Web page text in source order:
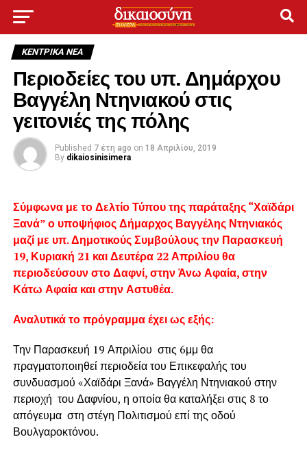
ΚΕΝΤΡΙΚΑ ΝΕΑ
Περιοδείες του υπ. Δημάρχου
Βαγγέλη Ντηνιακού στις
γειτονιές της πόλης
Published 7 έτη ago on 18 Απριλίου, 2019
By dikaiosinisimera
Σύμφωνα με το Δελτίο Τύπου της παράταξης “Χαϊδάρι
Ξανά” ο υποψήφιος Δήμαρχος Βαγγέλης Ντηνιακός
μαζί με υπ. Δημοτικούς Συμβούλους την Παρασκευή
19, Κυριακή 21 και Δευτέρα 22 Απριλίου θα
περιοδεύσουν στο Δαφνί, στην Άνω Αφαία, στην
Κάτω Αφαία και στην Αστυθέα.
Αναλυτικά το πρόγραμμα έχει ως εξής:
Την Παρασκευή 19 Απριλίου στις 6μμ θα
πραγματοποιηθεί περιοδεία του Επικεφαλής του
συνδυασμού «Χαϊδάρι Ξανά» Βαγγέλη Ντηνιακού στην
περιοχή του Δαφνίου, η οποία θα καταλήξει στις 8 το
απόγευμα στη στέγη Πολιτισμού επί της οδού
Βουλγαροκτόνου.